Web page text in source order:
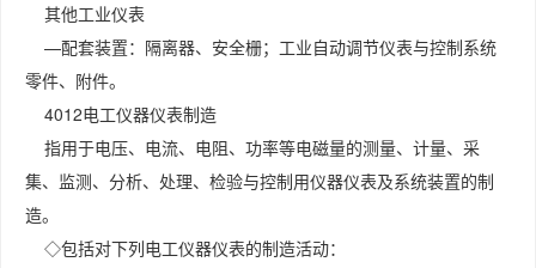
其他工业仪表
—配套装置：隔离器、安全栅；工业自动调节仪表与控制系统
零件、附件。
4012电工仪器仪表制造
指用于电压、电流、电阻、功率等电磁量的测量、计量、采
集、监测、分析、处理、检验与控制用仪器仪表及系统装置的制
造。
◇包括对下列电工仪器仪表的制造活动：